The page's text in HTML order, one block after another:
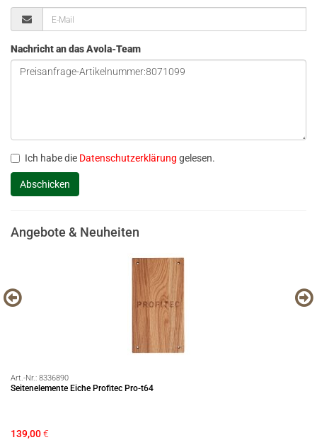
Nachricht an das Avola-Team
Ich habe die Datenschutzerklärung gelesen.
Angebote & Neuheiten
Art.-Nr.: 8336890
Seitenelemente Eiche Profitec Pro-t64
139,00€